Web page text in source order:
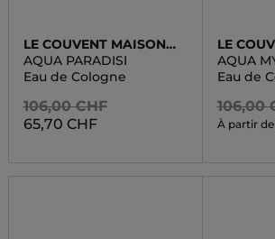
LE COUVENT MAISON
DE PARFUM
AQUA PARADISI
Eau de Cologne
106,00 CHF
65,70 CHF
LE
DE
AQUA
Eau de
106,00
À partir de